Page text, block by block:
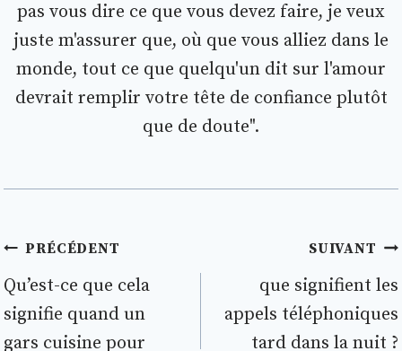
pas vous dire ce que vous devez faire, je veux
juste m'assurer que, où que vous alliez dans le
monde, tout ce que quelqu'un dit sur l'amour
devrait remplir votre tête de confiance plutôt
que de doute".
Navigation
de
l’article
PRÉCÉDENT
Qu’est-ce que cela
signifie quand un
gars cuisine pour
SUIVANT
que signifient les
appels téléphoniques
tard dans la nuit ?